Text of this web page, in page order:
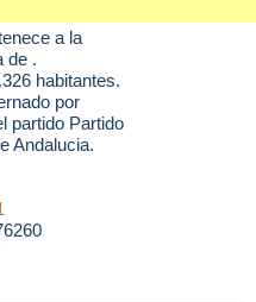
a la
de .
habitantes.
por
partido Partido
Andalucia.